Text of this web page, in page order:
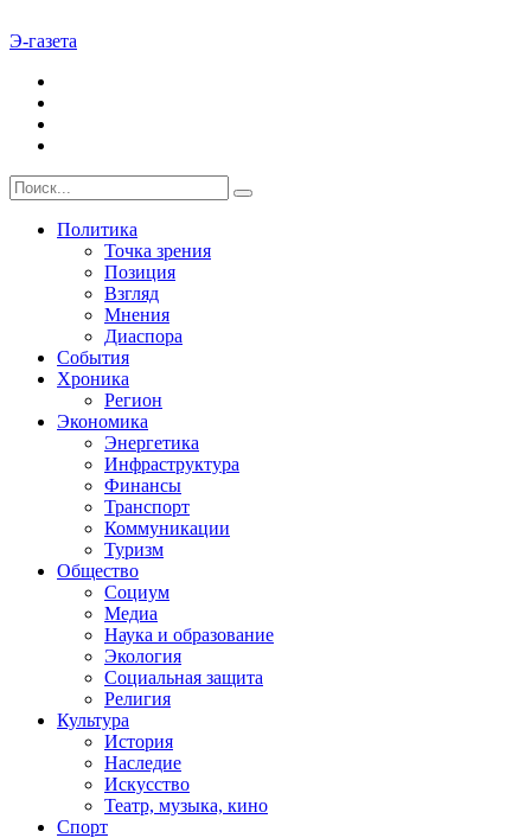
Э-газета
Политика
Точка зрения
Позиция
Взгляд
Мнения
Диаспора
События
Хроника
Регион
Экономика
Энергетика
Инфраструктура
Финансы
Транспорт
Коммуникации
Туризм
Общество
Социум
Медиа
Наука и образование
Экология
Социальная защита
Религия
Культура
История
Наследие
Искусство
Театр, музыка, кино
Спорт